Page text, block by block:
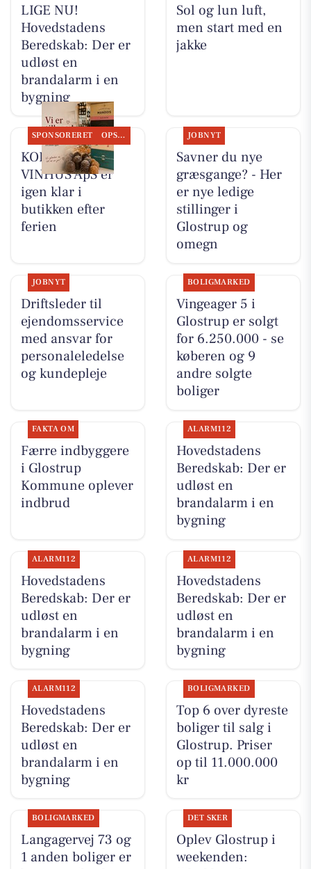
LIGE NU!
Hovedstadens
Beredskab: Der er
udløst en
brandalarm i en
bygning
Sol og lun luft,
men start med en
jakke
SPONSORERET OPSLAGSTAVLEN
KOKKENS
VINHUS ApS er
igen klar i
butikken efter
ferien
JOBNYT
Savner du nye
græsgange? - Her
er nye ledige
stillinger i
Glostrup og
omegn
JOBNYT
Driftsleder til
ejendomsservice
med ansvar for
personaleledelse
og kundepleje
BOLIGMARKED
Vingeager 5 i
Glostrup er solgt
for 6.250.000 - se
køberen og 9
andre solgte
boliger
FAKTA OM
Færre indbyggere
i Glostrup
Kommune oplever
indbrud
ALARM112
Hovedstadens
Beredskab: Der er
udløst en
brandalarm i en
bygning
ALARM112
Hovedstadens
Beredskab: Der er
udløst en
brandalarm i en
bygning
ALARM112
Hovedstadens
Beredskab: Der er
udløst en
brandalarm i en
bygning
ALARM112
Hovedstadens
Beredskab: Der er
udløst en
brandalarm i en
bygning
BOLIGMARKED
Top 6 over dyreste
boliger til salg i
Glostrup. Priser
op til 11.000.000
kr
BOLIGMARKED
Langagervej 73 og
1 anden boliger er
DET SKER
Oplev Glostrup i
weekenden: